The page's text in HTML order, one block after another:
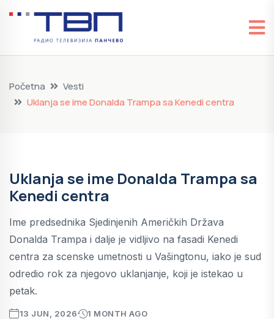
Početna
Vesti
Uklanja se ime Donalda Trampa sa Kenedi centra
Uklanja se ime Donalda Trampa sa
Kenedi centra
Ime predsednika Sjedinjenih Američkih Država
Donalda Trampa i dalje je vidljivo na fasadi Kenedi
centra za scenske umetnosti u Vašingtonu, iako je sud
odredio rok za njegovo uklanjanje, koji je istekao u
petak.
13 JUN, 2026 1 MONTH AGO